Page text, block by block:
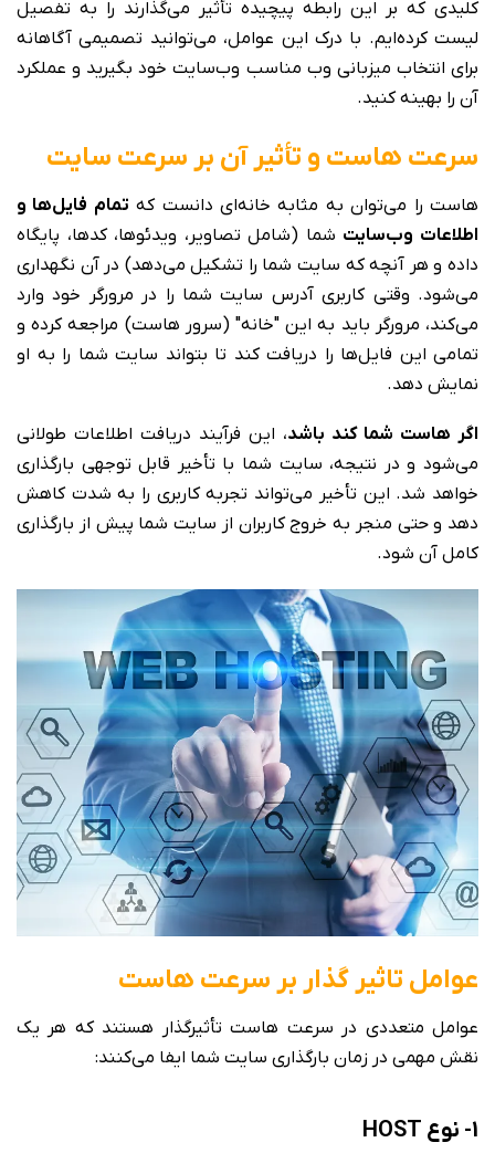
کلیدی که بر این رابطه پیچیده تأثیر می‌گذارند را به تفصیل
لیست کرده‌ایم. با درک این عوامل، می‌توانید تصمیمی آگاهانه
برای انتخاب میزبانی وب مناسب وب‌سایت خود بگیرید و عملکرد
آن را بهینه کنید.
سرعت هاست و تأثیر آن بر سرعت سایت
هاست را می‌توان به مثابه خانه‌ای دانست که تمام فایل‌ها و
اطلاعات وب‌سایت شما (شامل تصاویر، ویدئوها، کدها، پایگاه
داده و هر آنچه که سایت شما را تشکیل می‌دهد) در آن نگهداری
می‌شود. وقتی کاربری آدرس سایت شما را در مرورگر خود وارد
می‌کند، مرورگر باید به این "خانه" (سرور هاست) مراجعه کرده و
تمامی این فایل‌ها را دریافت کند تا بتواند سایت شما را به او
نمایش دهد.
اگر هاست شما کند باشد، این فرآیند دریافت اطلاعات طولانی
می‌شود و در نتیجه، سایت شما با تأخیر قابل توجهی بارگذاری
خواهد شد. این تأخیر می‌تواند تجربه کاربری را به شدت کاهش
دهد و حتی منجر به خروج کاربران از سایت شما پیش از بارگذاری
کامل آن شود.
عوامل تاثیر گذار بر سرعت هاست
عوامل متعددی در سرعت هاست تأثیرگذار هستند که هر یک
نقش مهمی در زمان بارگذاری سایت شما ایفا می‌کنند:
1- نوع HOST